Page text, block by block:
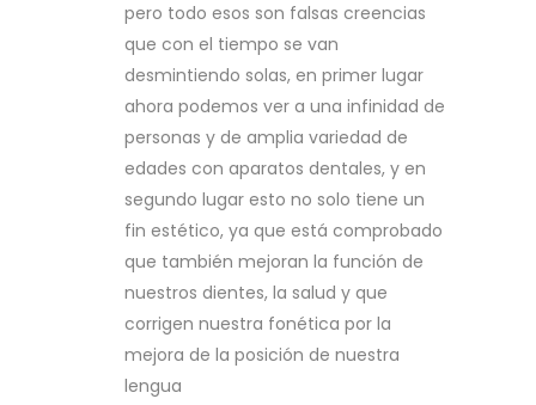
pero todo esos son falsas creencias
que con el tiempo se van
desmintiendo solas, en primer lugar
ahora podemos ver a una infinidad de
personas y de amplia variedad de
edades con aparatos dentales, y en
segundo lugar esto no solo tiene un
fin estético, ya que está comprobado
que también mejoran la función de
nuestros dientes, la salud y que
corrigen nuestra fonética por la
mejora de la posición de nuestra
lengua